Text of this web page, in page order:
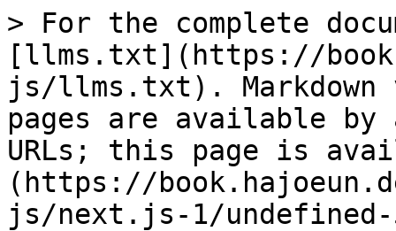
> For the complete
[llms.txt](https://
js/llms.txt). Markdown
pages are available by
URLs; this page is
(https://
js/next.js-1/undefined-